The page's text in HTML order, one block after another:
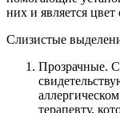
них и является цвет
Слизистые
Прозрачные.
терапевту,